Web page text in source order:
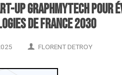
up GraphMyTech pour
de France 2030
FLORENT DETROY